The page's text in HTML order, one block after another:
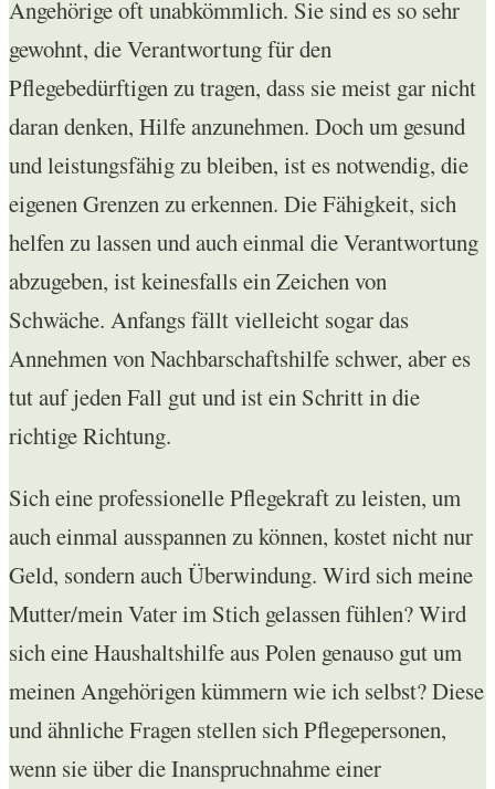
Angehörige oft unabkömmlich. Sie sind es so sehr
gewohnt, die Verantwortung für den
Pflegebedürftigen zu tragen, dass sie meist gar nicht
daran denken, Hilfe anzunehmen. Doch um gesund
und leistungsfähig zu bleiben, ist es notwendig, die
eigenen Grenzen zu erkennen. Die Fähigkeit, sich
helfen zu lassen und auch einmal die Verantwortung
abzugeben, ist keinesfalls ein Zeichen von
Schwäche. Anfangs fällt vielleicht sogar das
Annehmen von Nachbarschaftshilfe schwer, aber es
tut auf jeden Fall gut und ist ein Schritt in die
richtige Richtung.
Sich eine professionelle Pflegekraft zu leisten, um
auch einmal ausspannen zu können, kostet nicht nur
Geld, sondern auch Überwindung. Wird sich meine
Mutter/mein Vater im Stich gelassen fühlen? Wird
sich eine Haushaltshilfe aus Polen genauso gut um
meinen Angehörigen kümmern wie ich selbst? Diese
und ähnliche Fragen stellen sich Pflegepersonen,
wenn sie über die Inanspruchnahme einer